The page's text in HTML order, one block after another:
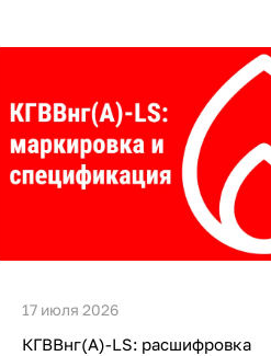
17 июля 2026
КГВВнг(А)-LS: расшифровка